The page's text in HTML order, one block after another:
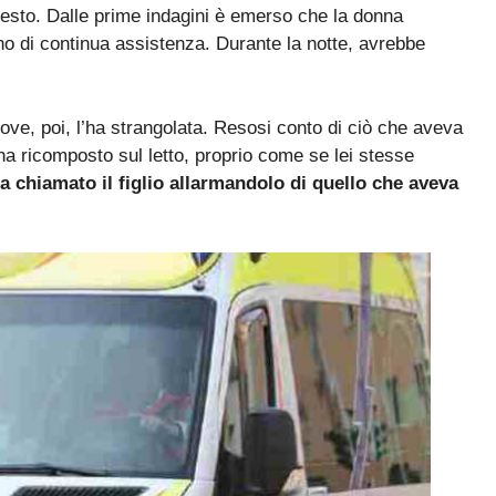
Dalle prime indagini è emerso che la donna
di continua assistenza. Durante la notte, avrebbe
poi, l’ha strangolata. Resosi conto di ciò che aveva
ricomposto sul letto, proprio come se lei stesse
chiamato il figlio allarmandolo di quello che aveva